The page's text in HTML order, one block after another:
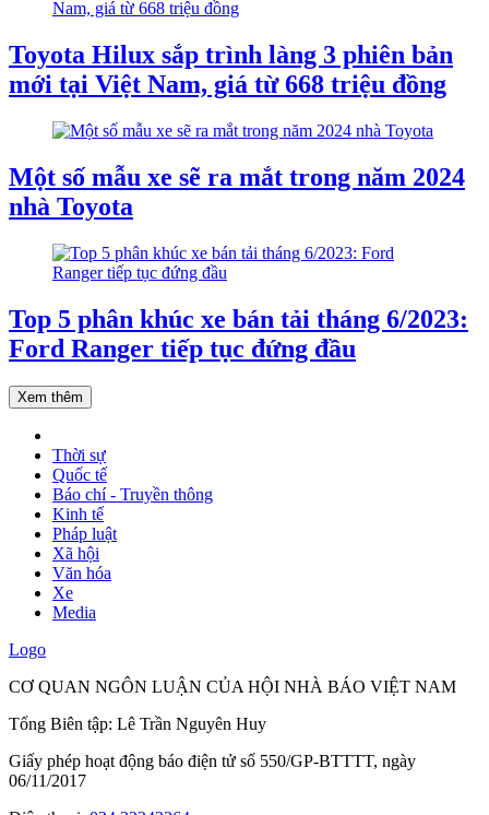
Toyota Hilux sắp trình làng 3 phiên bản
mới tại Việt Nam, giá từ 668 triệu đồng
Một số mẫu xe sẽ ra mắt trong năm 2024
nhà Toyota
Top 5 phân khúc xe bán tải tháng 6/2023:
Ford Ranger tiếp tục đứng đầu
Xem thêm
Thời sự
Quốc tế
Báo chí - Truyền thông
Kinh tế
Pháp luật
Xã hội
Văn hóa
Xe
Media
Logo
CƠ QUAN NGÔN LUẬN CỦA HỘI NHÀ BÁO VIỆT NAM
Tổng Biên tập: Lê Trần Nguyên Huy
Giấy phép hoạt động báo điện tử số 550/GP-BTTTT, ngày
06/11/2017